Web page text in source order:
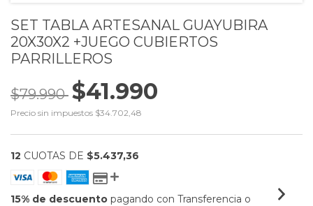
SET TABLA ARTESANAL GUAYUBIRA
20X30X2 +JUEGO CUBIERTOS
PARRILLEROS
$79.990 $41.990
Precio sin impuestos $34.702,48
12 CUOTAS DE $5.437,36
15% de descuento pagando con Transferencia o